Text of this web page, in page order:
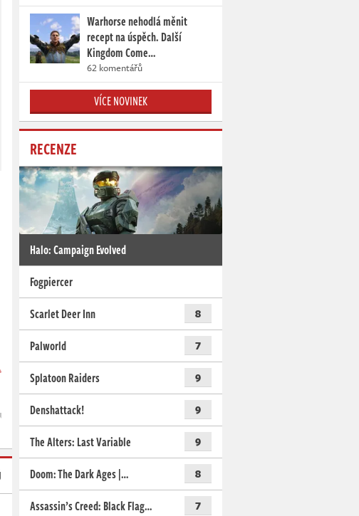
Warhorse nehodlá měnit
recept na úspěch. Další
Kingdom Come…
62 komentářů
VÍCE NOVINEK
RECENZE
Halo: Campaign Evolved
Fogpiercer
Scarlet Deer Inn
8
Palworld 7
Splatoon Raiders 9
Denshattack! 9
The Alters: Last Variable 9
Doom: The Dark Ages |… 8
Assassin’s Creed: Black Flag… 7